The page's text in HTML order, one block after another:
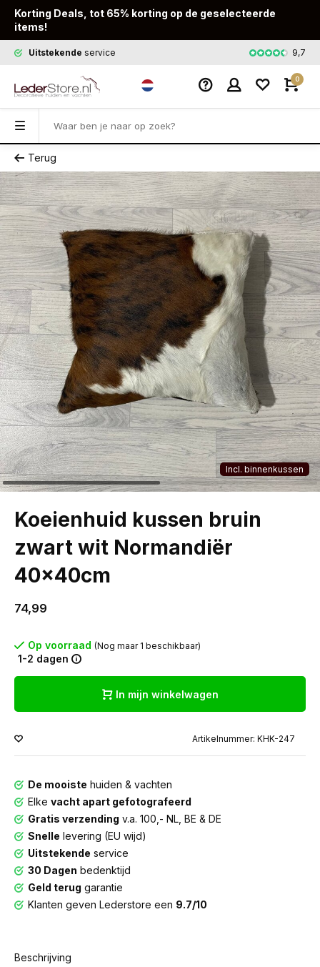
Korting Deals, tot 65% korting op de geselecteerde
items!
Uitstekende service Snelle9,7
0
Terug
Incl. binnenkussen
Koeienhuid kussen bruin
zwart wit Normandiër
40x40cm
74,99
Op voorraad (Nog maar 1 beschikbaar)
1-2 dagen
In mijn winkelwagen
Artikelnummer: KHK-247
De mooiste huiden & vachten
Elke vacht apart gefotografeerd
Gratis verzending v.a. 100,- NL, BE & DE
Snelle levering (EU wijd)
Uitstekende service
30 Dagen bedenktijd
Geld terug garantie
Klanten geven Lederstore een 9.7/10
Beschrijving